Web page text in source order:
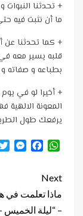
+ تحدثنا
ما أن نثبت فيه
+ كما تحدثنا
قلبه يسير معه
بطباعه و صفاته
+ أخيرا لو في
المعونة
يرفعك طول
WhatsApp
Continue
Reading
Next
– “ليلة الخميس